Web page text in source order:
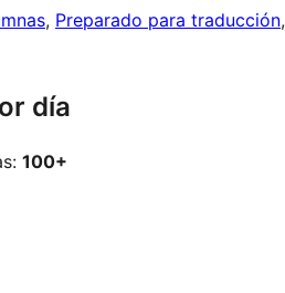
, Preparado para traducción,
día
100+